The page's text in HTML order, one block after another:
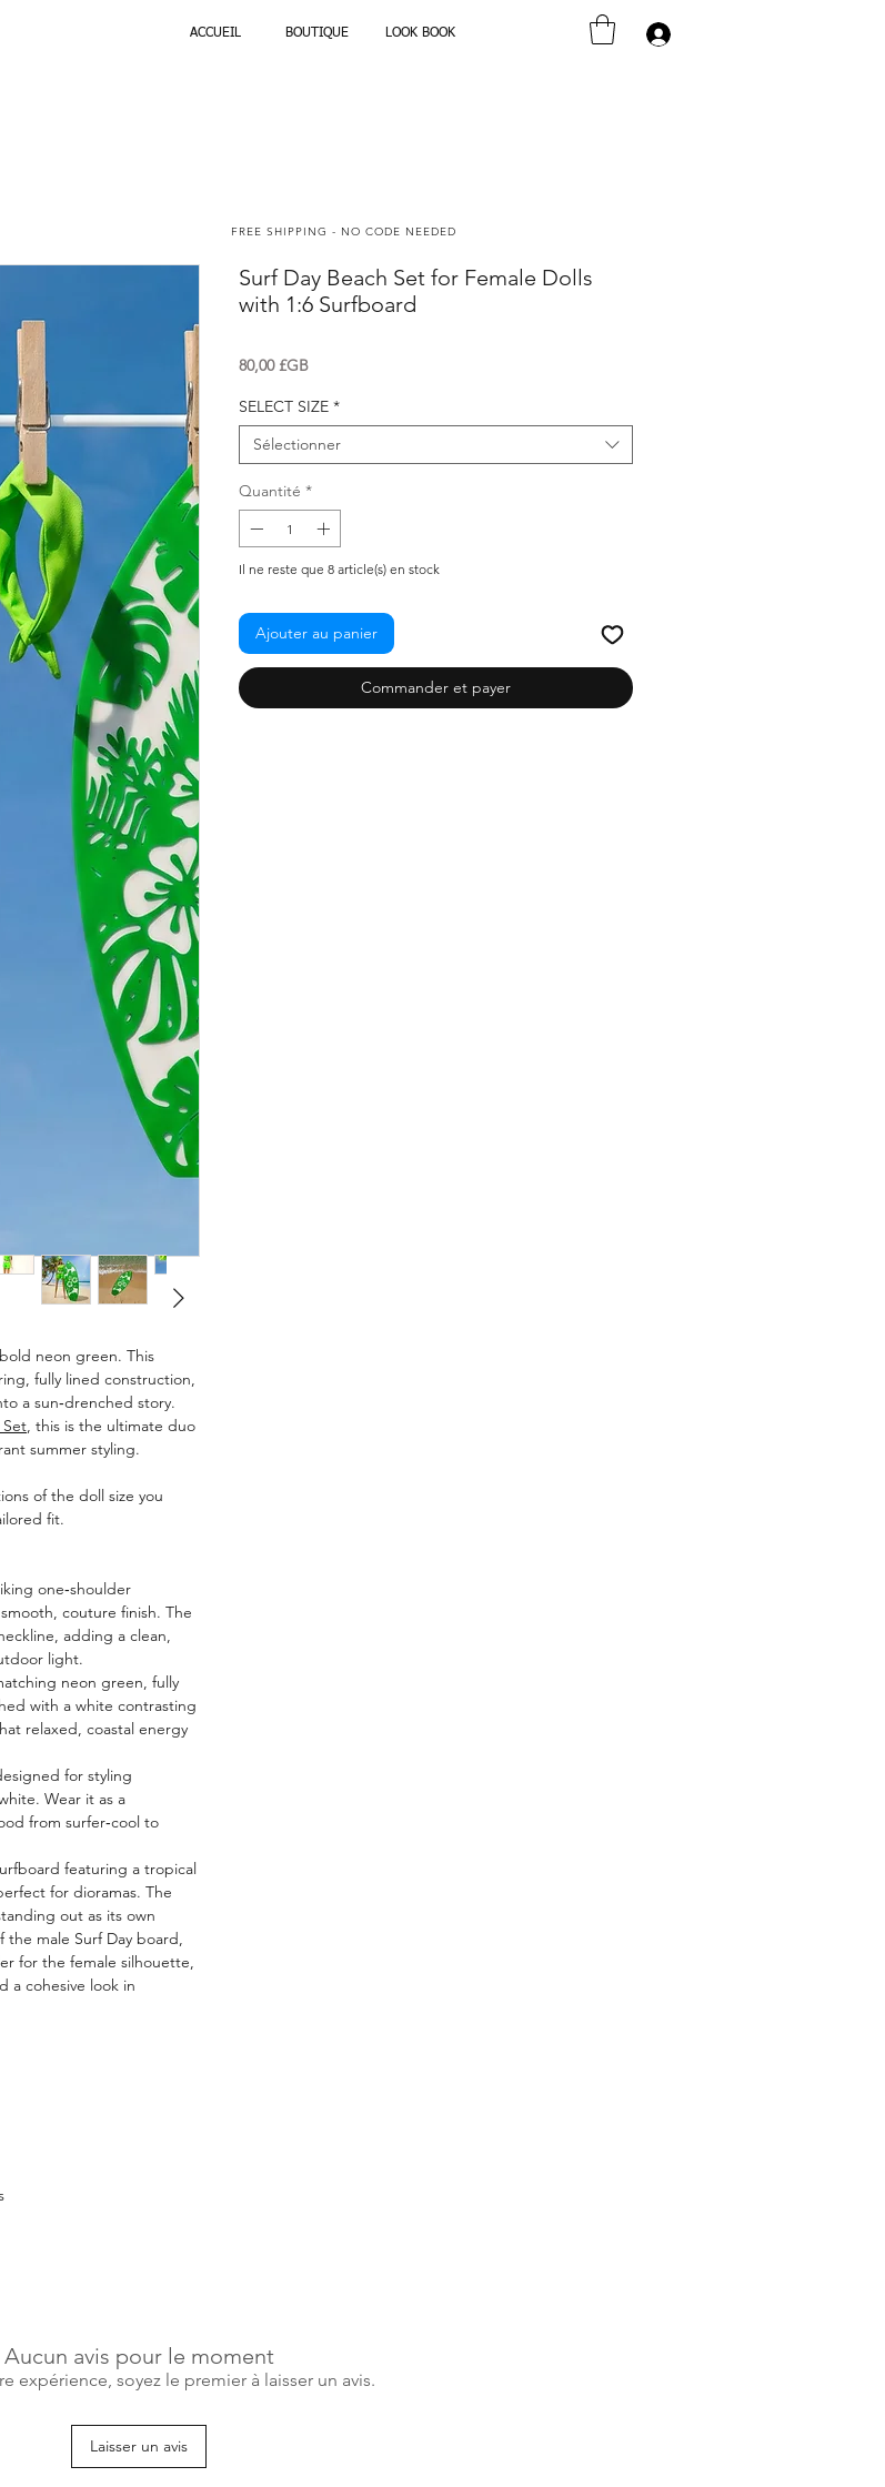
ACCUEIL BOUTIQUE LOOK BOOK
neon green. This
fully lined construction,
a sun‑drenched story.
Set, this is the ultimate duo
summer styling.
of the doll size you
fit.
one‑shoulder
couture finish. The
adding a clean,
light.
neon green, fully
with a white contrasting
relaxed, coastal energy
for styling
Wear it as a
from surfer‑cool to
featuring a tropical
for dioramas. The
out as its own
male Surf Day board,
for the female silhouette,
a cohesive look in
Surf Day Beach Set for Female Dolls
with 1:6 Surfboard
80,00 £GBPrix
SELECT SIZE *
Sélectionner
Quantité *
Il ne reste que 8 article(s) en stock
Ajouter au panier
Commander et payer
Aucun avis pour le moment
expérience, soyez le premier à laisser un avis.
Laisser un avis
FREE SHIPPING - NO CODE NEEDED